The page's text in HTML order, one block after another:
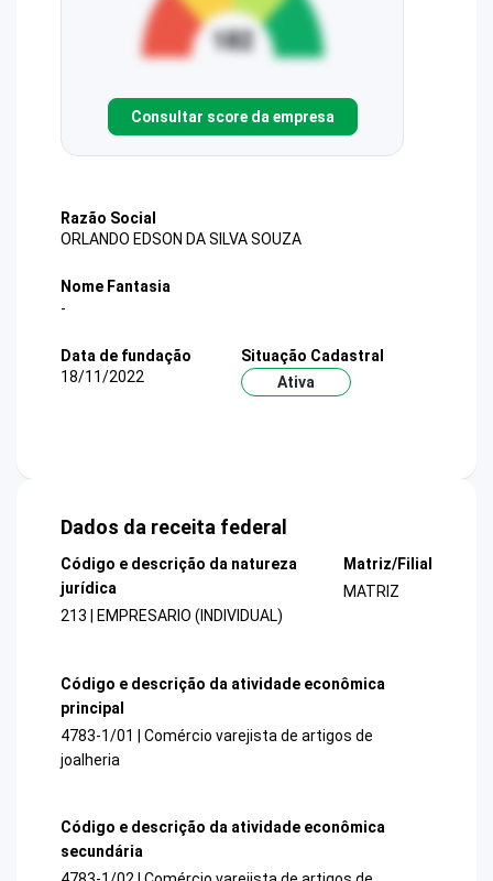
Consultar score da empresa
Razão Social
ORLANDO EDSON DA SILVA SOUZA
Nome Fantasia
-
Data de fundação
18/11/2022
Situação Cadastral
Ativa
Dados da receita federal
Código e descrição da natureza
jurídica
213 | EMPRESARIO (INDIVIDUAL)
Matriz/Filial
MATRIZ
Código e descrição da atividade econômica
principal
4783-1/01 | Comércio varejista de artigos de
joalheria
Código e descrição da atividade econômica
secundária